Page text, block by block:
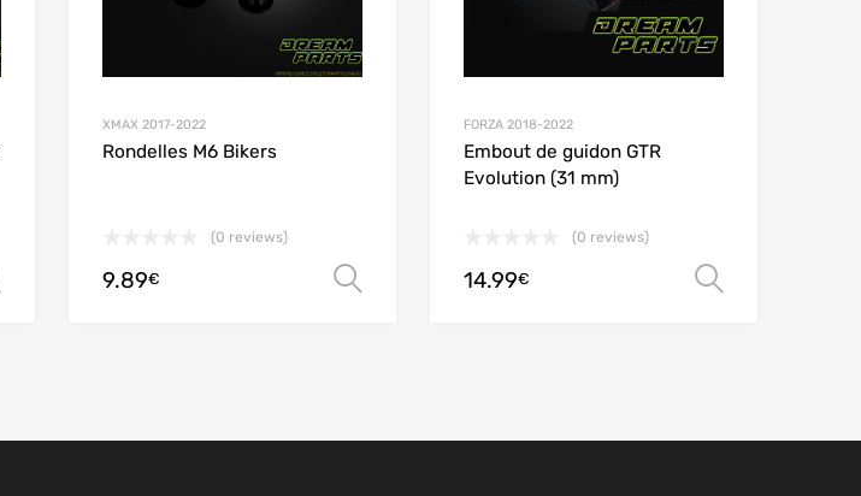
Choix des options
XMAX 2017-2022
Rondelles M6 Bikers
(0 reviews)
9.89€ Choix des options
FORZA 2018-2022
Embout de guidon GTR
Evolution (31 mm)
(0 reviews)
14.99€